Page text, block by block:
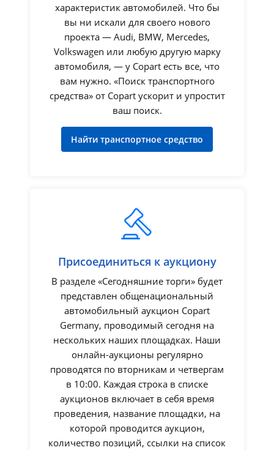
характеристик автомобилей. Что бы
вы ни искали для своего нового
проекта — Audi, BMW, Mercedes,
Volkswagen или любую другую марку
автомобиля, — у Copart есть все, что
вам нужно. «Поиск транспортного
средства» от Copart ускорит и упростит
ваш поиск.
Найти транспортное средство
Присоединиться к аукциону
В разделе «Сегодняшние торги» будет
представлен общенациональный
автомобильный аукцион Copart
Germany, проводимый сегодня на
нескольких наших площадках. Наши
онлайн-аукционы регулярно
проводятся по вторникам и четвергам
в 10:00. Каждая строка в списке
аукционов включает в себя время
проведения, название площадки, на
которой проводится аукцион,
количество позиций, ссылки на список